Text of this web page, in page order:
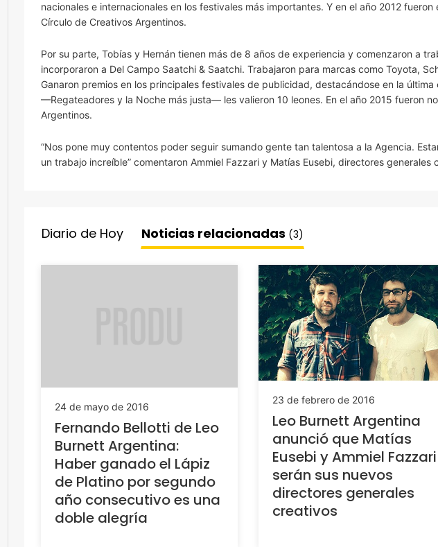
nacionales e internacionales en los festivales más importantes. Y en el año 2012
Círculo de Creativos Argentinos.
Por su parte, Tobías y Hernán tienen más de 8 años de experiencia y comenzaron a
incorporaron a Del Campo Saatchi & Saatchi. Trabajaron para marcas como Toyota,
Ganaron premios en los principales festivales de publicidad, destacándose en la
—Regateadores y la Noche más justa— les valieron 10 leones. En el año 2015 fueron
Argentinos.
“Nos pone muy contentos poder seguir sumando gente tan talentosa a la Agencia.
un trabajo increíble” comentaron Ammiel Fazzari y Matías Eusebi, directores
Diario de Hoy Noticias relacionadas (3)
24 de mayo de 2016
Fernando Bellotti de Leo
Burnett Argentina:
Haber ganado el Lápiz
de Platino por segundo
año consecutivo es una
doble alegría
23 de febrero de 2016
Leo Burnett Argentina
anunció que Matías
Eusebi y Ammiel Fazzari
serán sus nuevos
directores generales
creativos